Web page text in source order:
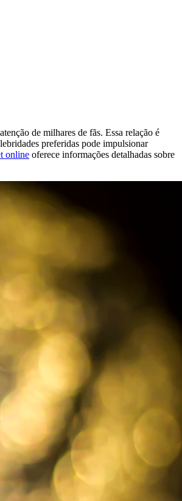
de milhares de fãs. Essa relação é
preferidas pode impulsionar
online oferece informações detalhadas sobre